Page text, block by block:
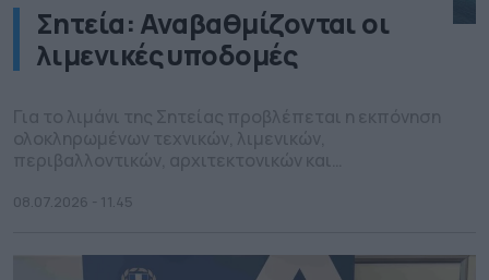
Σητεία: Αναβαθμίζονται οι
λιμενικές υποδομές
08.07.2026 - 11.45